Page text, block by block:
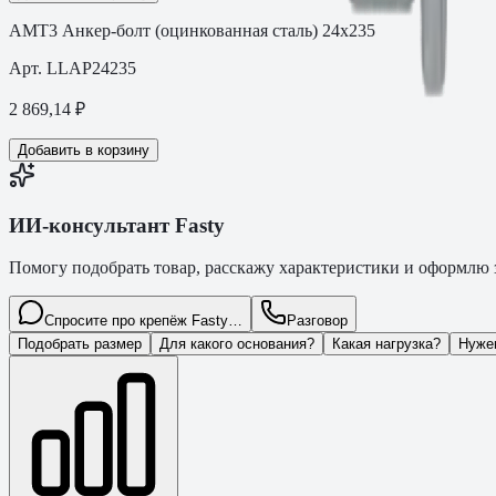
АМТ3 Анкер-болт (оцинкованная сталь) 24х235
Арт. LLAP24235
2 869,14 ₽
Добавить в корзину
ИИ-консультант Fasty
Помогу подобрать товар, расскажу характеристики и оформлю
Спросите про крепёж Fasty…
Разговор
Подобрать размер
Для какого основания? Какая нагрузка?